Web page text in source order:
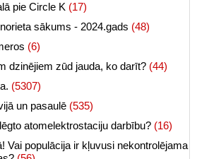
pie Circle K (17)
sākums - 2024.gads (48)
(6)
dzinējiem zūd jauda, ko darīt? (44)
(5307)
un pasaulē (535)
atomelektrostaciju darbību? (16)
Vai populācija ir kļuvusi nekontrolējama